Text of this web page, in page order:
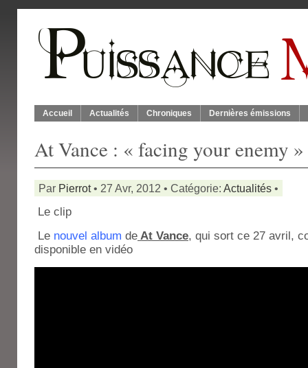
Accueil Actualités Chroniques Dernières émissions
At Vance : « facing your enemy »
Par Pierrot• 27 Avr, 2012 • Catégorie: Actualités •
Le clip
Le nouvel album de At Vance, qui sort ce 27 avril,
disponible en vidéo